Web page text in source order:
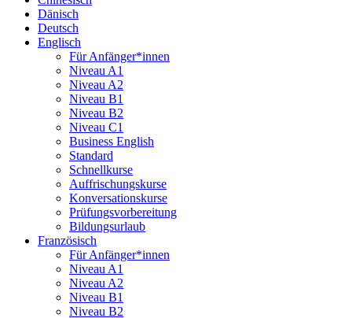
Dänisch
Deutsch
Englisch
Für Anfänger*innen
Niveau A1
Niveau A2
Niveau B1
Niveau B2
Niveau C1
Business English
Standard
Schnellkurse
Auffrischungskurse
Konversationskurse
Prüfungsvorbereitung
Bildungsurlaub
Französisch
Für Anfänger*innen
Niveau A1
Niveau A2
Niveau B1
Niveau B2